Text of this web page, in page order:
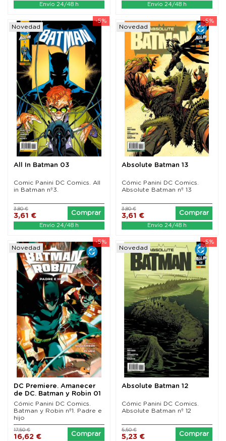
Envío 24/48 h Envío 24/48 h
-5%
Novedad
All In Batman 03
Comic Panini DC Comics. All
in Batman nº3.
3,61 €
3,80 €
Comprar
Envío 24/48 h
-5%
Novedad
Absolute Batman 13
Cómic Panini DC Comics.
Absolute Batman nº 13
3,61 €
3,80 €
Comprar
Envío 24/48 h
-5%
Novedad
DC Premiere. Amanecer
de DC. Batman y Robin 01
Cómic Panini DC Comics.
Batman y Robin nº1. Padre e
hijo
16,62 €
17,50 €
Comprar
-5%
Novedad
Absolute Batman 12
Cómic Panini DC Comics.
Absolute Batman nº 12
5,23 €
5,50 €
Comprar